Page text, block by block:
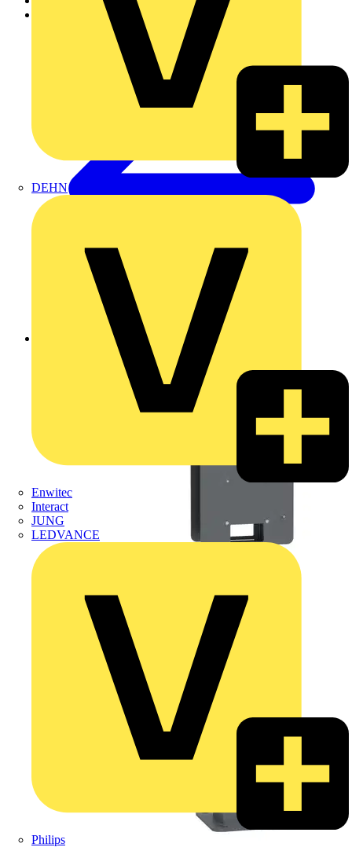
DEHN
Enwitec
Interact
JUNG
LEDVANCE
Philips
Schneider Electric
Zurück zu Produkte